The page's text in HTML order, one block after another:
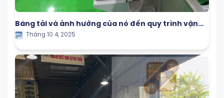
Băng tải và ảnh hưởng của nó đến quy trình vận
hành trong nhà máy
Tháng 10 4, 2025